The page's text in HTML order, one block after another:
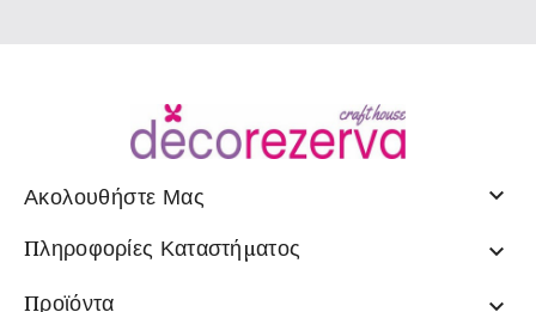
Ακολουθήστε Μας 
Πληροφορίες Καταστήματος 
Προϊόντα